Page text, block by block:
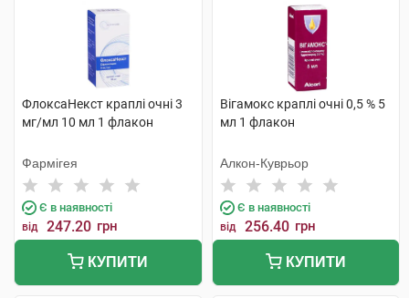
ФлоксаНекст краплі очні 3
мг/мл 10 мл 1 флакон
Фармігея
Є в наявності
від 247.20 грн
КУПИТИ
Вігамокс краплі очні 0,5 % 5
мл 1 флакон
Алкон-Куврьор
Є в наявності
від 256.40 грн
КУПИТИ